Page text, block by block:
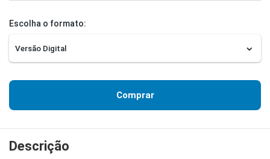
Escolha o formato:
Comprar
Descrição